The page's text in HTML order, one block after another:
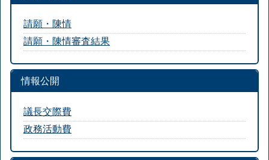
請願・陳情
請願・陳情審査結果
情報公開
議長交際費
政務活動費